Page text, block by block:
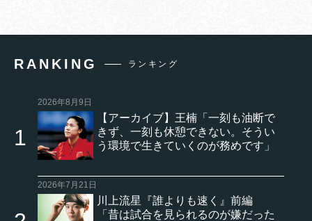
RANKING ランキング
2026年8月9日
【アーカイブ】王楠「一刻も油断で
きず、一刻も休憩できない。そうい
う環境で生きていくのが務めです」
2026年7月21日
川上流星『誰よりも速く』前編
「昔は試合を見られるのが嫌だった